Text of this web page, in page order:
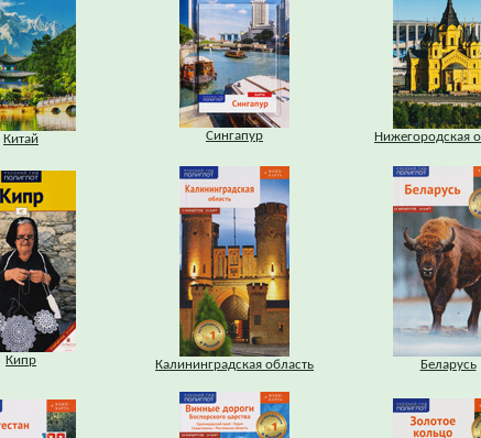
Китай Сингапур Нижегородская
Кипр Калининградская область Беларусь